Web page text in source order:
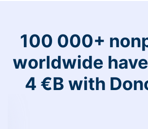
100 000+
worldwide
4 €B with